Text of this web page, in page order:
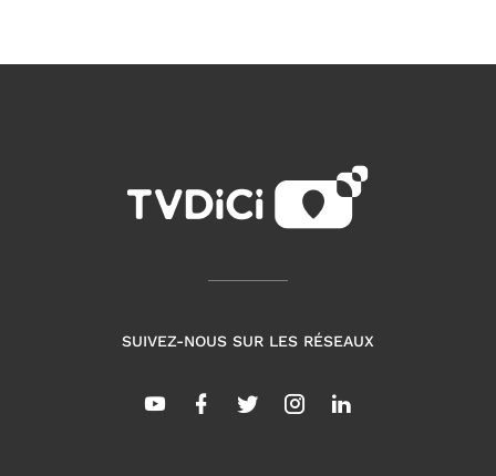
SUIVEZ-NOUS SUR LES RÉSEAUX